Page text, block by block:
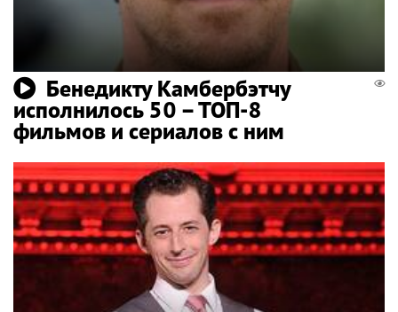
Бенедикту Камбербэтчу
исполнилось 50 – ТОП-8
фильмов и сериалов с ним